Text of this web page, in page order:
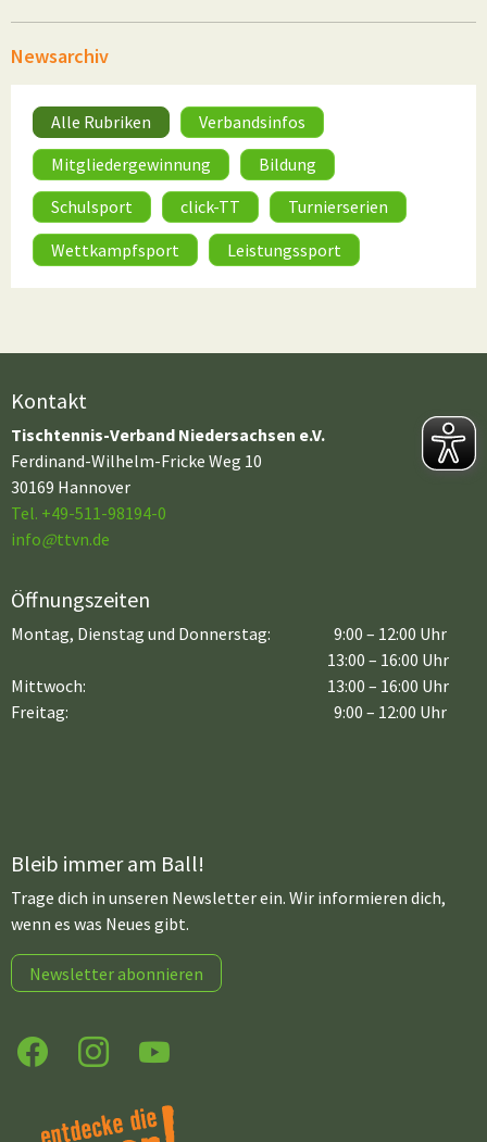
Newsarchiv
Alle Rubriken
Verbandsinfos
Mitgliedergewinnung
Bildung
Schulsport
click-TT
Turnierserien
Wettkampfsport
Leistungssport
Kontakt
Tischtennis-Verband Niedersachsen e.V.
Ferdinand-Wilhelm-Fricke Weg 10
30169 Hannover
Tel. +49-511-98194-0
info@ttvn.de
Öffnungszeiten
Montag, Dienstag und Donnerstag:
9:00 – 12:00 Uhr
13:00 – 16:00 Uhr
Mittwoch:
Freitag:
13:00 – 16:00 Uhr
9:00 – 12:00 Uhr
Bleib immer am Ball!
Trage dich in unseren Newsletter ein. Wir informieren dich,
wenn es was Neues gibt.
Newsletter abonnieren